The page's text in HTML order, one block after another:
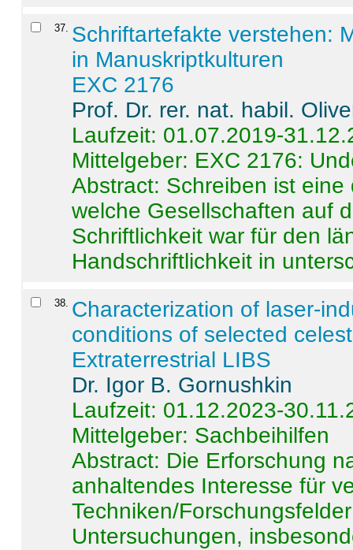
37. Schriftartefakte verstehen:
in Manuskriptkulturen
EXC 2176
Prof. Dr. rer. nat. habil.
Laufzeit: 01.07.2019-
Mittelgeber: EXC 2176:
Abstract: Schreiben ist
welche Gesellschaften auf
Schriftlichkeit war für den
Handschriftlichkeit in
38. Characterization of laser-
conditions of selected
Extraterrestrial LIBS
Dr. Igor B. Gornushkin
Laufzeit: 01.12.2023-
Mittelgeber: Sachbeihilfen
Abstract: Die Erforschung
anhaltendes Interesse für
Techniken/
Untersuchungen,